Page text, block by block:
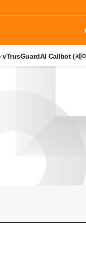
vTrusGuardAI Callbot (세